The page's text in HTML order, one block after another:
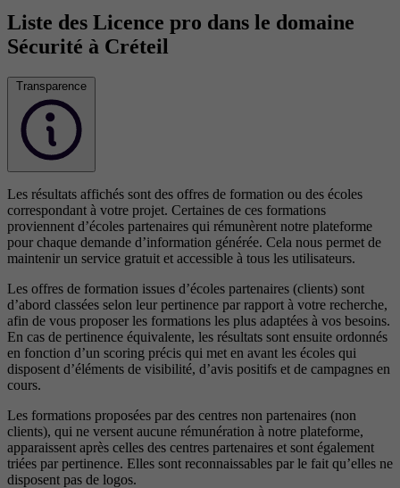
Liste des Licence pro dans le domaine
Sécurité à Créteil
Transparence
Les résultats affichés sont des offres de formation ou des écoles
correspondant à votre projet. Certaines de ces formations
proviennent d’écoles partenaires qui rémunèrent notre plateforme
pour chaque demande d’information générée. Cela nous permet de
maintenir un service gratuit et accessible à tous les utilisateurs.
Les offres de formation issues d’écoles partenaires (clients) sont
d’abord classées selon leur pertinence par rapport à votre recherche,
afin de vous proposer les formations les plus adaptées à vos besoins.
En cas de pertinence équivalente, les résultats sont ensuite ordonnés
en fonction d’un scoring précis qui met en avant les écoles qui
disposent d’éléments de visibilité, d’avis positifs et de campagnes en
cours.
Les formations proposées par des centres non partenaires (non
clients), qui ne versent aucune rémunération à notre plateforme,
apparaissent après celles des centres partenaires et sont également
triées par pertinence. Elles sont reconnaissables par le fait qu’elles ne
disposent pas de logos.